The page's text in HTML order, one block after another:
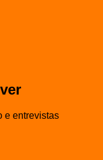
e entrevistas